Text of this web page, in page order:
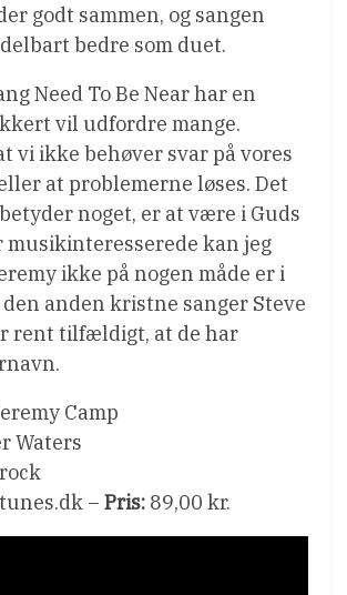
godt sammen, og sangen
bedre som duet.
Need To Be Near har en
vil udfordre mange.
vi ikke behøver svar på vores
at problemerne løses. Det
noget, er at være i Guds
kan jeg
ikke på nogen måde er i
anden kristne sanger Steve
rent tilfældigt, at de har
Camp
Waters
– Pris: 89,00 kr.